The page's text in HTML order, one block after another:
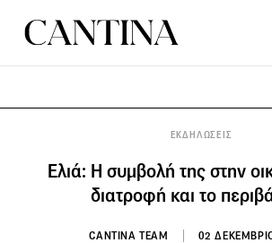
ΕΚΔΗΛΩΣΕΙΣ
Ελιά: Η συμβολή της στην
διατροφή και το
CANTINA TEAM 02